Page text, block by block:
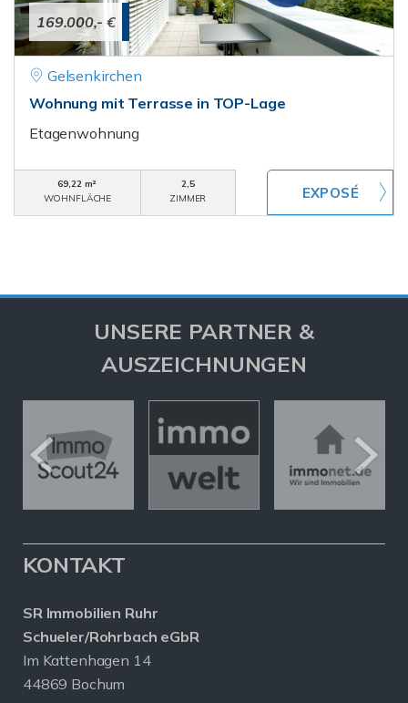
169.000,- €
Gelsenkirchen
Wohnung mit Terrasse in TOP-Lage
Etagenwohnung
69,22 m²
WOHNFLÄCHE
2,5
ZIMMER
UNSERE PARTNER &
AUSZEICHNUNGEN
KONTAKT
SR Immobilien Ruhr
Schueler/Rohrbach eGbR
Im Kattenhagen 14
44869 Bochum